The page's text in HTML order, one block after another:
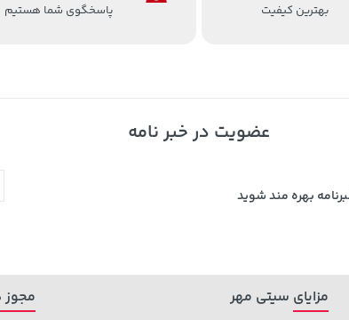
بهترین کیفیت
پاسخگوی شما هستیم
عضویت در خبر نامه
بهره مند شوید
مزایای سیتی مهر مجوز